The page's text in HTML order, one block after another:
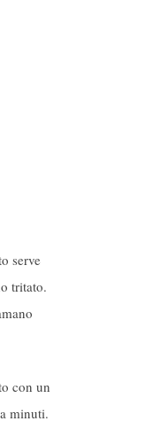
serve
tritato.
con un
minuti.